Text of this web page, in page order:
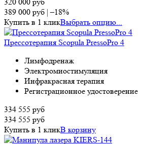
389 000 руб |–18%
Купить в 1 кликВыбрать опцию...
Прессотерапия Scopula PressoPro 4
Лимфодренаж
Электромиостимуляция
Инфракрасная терапия
Регистрационное удостоверение
334 555 руб
334 555 руб
Купить в 1 кликВ корзину